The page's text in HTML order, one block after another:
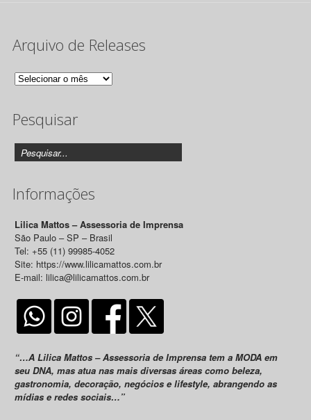
Arquivo de Releases
Arquivo
Releases
Pesquisar
Informações
Lilica Mattos – Assessoria de Imprensa
São Paulo – SP – Brasil
Tel: +55 (11) 99985-4052
Site: https://www.lilicamattos.com.br
E-mail: lilica@lilicamattos.com.br
“…A Lilica Mattos – Assessoria de Imprensa tem a MODA em
seu DNA, mas atua nas mais diversas áreas como beleza,
gastronomia, decoração, negócios e lifestyle, abrangendo as
mídias e redes sociais…”